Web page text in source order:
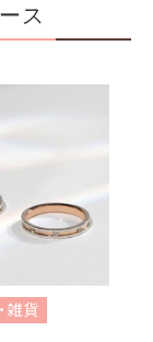
ス
雑貨